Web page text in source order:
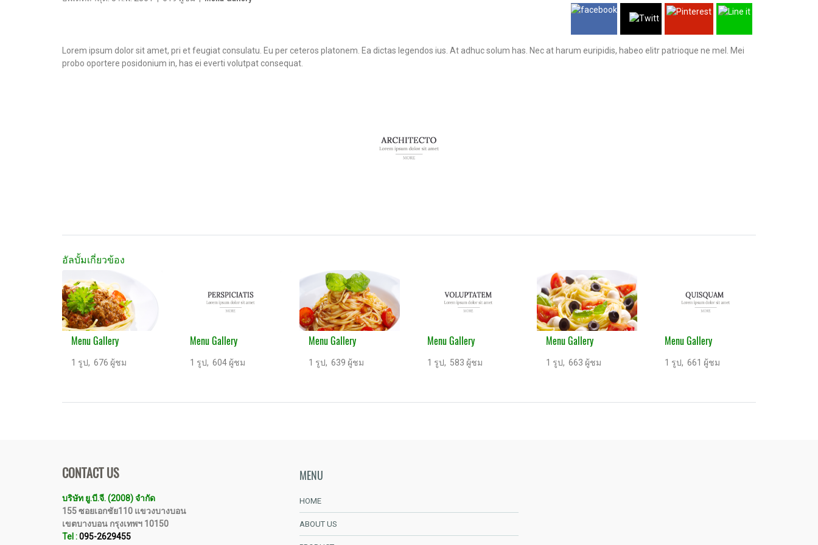
Lorem ipsum dolor sit amet, pri et feugiat consulatu. Eu per ceteros platonem. Ea dictas legendos ius. At adhuc solum has. Nec at harum euripidis, habeo elitr patrioque ne mel. Mei
probo oportere posidonium in, has ei everti volutpat consequat.
อัลบั้มเกี่ยวข้อง
Menu Gallery
1 รูป, 676 ผู้ชม
Menu Gallery
1 รูป, 604 ผู้ชม
Menu Gallery
1 รูป, 639 ผู้ชม
Menu Gallery
1 รูป, 583 ผู้ชม
Menu Gallery
1 รูป, 663 ผู้ชม
Menu Gallery
1 รูป, 661 ผู้ชม
CONTACT US
บริษัท ยู.บี.จี. (2008) จำกัด
155 ซอยเอกชัย110 แขวงบางบอน
เขตบางบอน กรุงเทพฯ 10150
Tel :095-2629455
MENU
HOME
ABOUT US